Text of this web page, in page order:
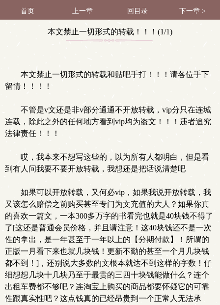
首页 上一章 回目录 下一章 >
本文禁止一切形式的转载！！！(1/1)
本文禁止一切形式的转载和贴吧手打！！！请各位手下
留情！！！！
不管是v文还是非v部分通通不开放转载，vip分只在连城
连载，除此之外的任何地方看到vip均为盗文！！！违者追究
法律责任！！！
哎，我本来不想写这些的，以为所有人都明白，但是看
到有人问我要不要开放转载，我想还是把话说清楚吧
如果可以开放转载，又何必vip，如果我说开放转载，我
又该怎么赔偿之前购买甚至专门为文充值的大人？如果你真
的喜欢一篇文，一本300多万字的书看完也就是40块钱不得了
了[这还是普通会员价格，并且请注意！这40块钱还不是一次
性的拿出，是一年甚至于一年以上的【分期付款】！所谓的
正版一月看下来也就几块钱！更新不勤的甚至一个月几块钱
都不到！]，还别说大多数的文根本就达不到这样的字数！仔
细想想几块十几块乃至于最贵的三四十块钱能做什么？连个
出租车费都不够吧？连淘宝上购买的商品都要怀疑它的可靠
性跟真实性吧？这点钱真的已经昂贵到一个正常人无法承